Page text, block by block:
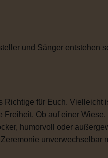
und Sänger entstehen
für Euch. Vielleicht
Ob auf einer
humorvoll oder
unverwechselbar